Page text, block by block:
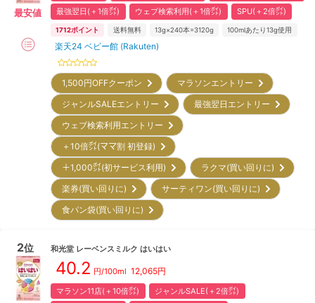
最安値
最強翌日(＋1倍㌽)
ウェブ検索利用(＋1倍㌽) SPU(＋2倍㌽)
1712ポイント 送料無料 13g×240本=3120g 100mlあたり13g使用
楽天24 ベビー館 (Rakuten)
1,500円OFFクーポン
マラソンエントリー
ジャンルSALEエントリー
最強翌日エントリー
ウェブ検索利用エントリー
＋10倍㌽(ママ割 初登録)
＋1,000㌽(初サービス利用)
ラクマ(買い回りに)
楽券(買い回りに)
サーティワン(買い回りに)
食パン袋(買い回りに)
2位 和光堂 レーベンスミルク はいはい
40.2 円/100ml 12,065円
マラソン11店(＋10倍㌽)
ジャンルSALE(＋2倍㌽)